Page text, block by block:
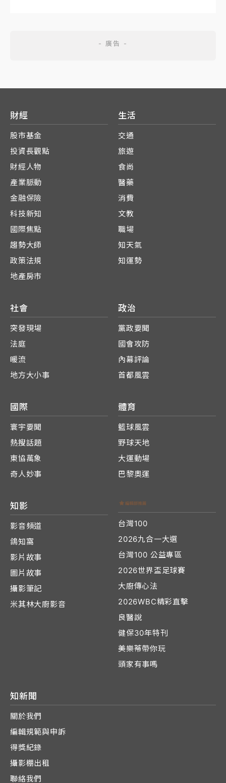
財經
股市基金
投資長觀點
財經人物
產業脈動
金融保險
科技新知
國際焦點
趨勢大師
政策法規
地產房市
生活
交通
旅遊
食尚
醫藥
消費
文教
職場
知天氣
知運勢
社會
突發現場
法庭
暖流
地方大小事
政治
黨政要聞
國會攻防
內幕評論
首都風雲
國際
寰宇要聞
熱搜話題
東協萬象
奇人妙事
體育
籃球風雲
野球天地
大運動場
巴黎奧運
知影
影音頻道
鴿知窩
影片故事
圖片故事
攝影筆記
米其林大廚影音
台灣100
2026九合一大選
台灣100 公益專區
2026世界盃足球賽
大廚傳心法
2026WBC精彩直擊
良醫說
健保30年特刊
美樂蒂帶你玩
頭家有事嗎
知新聞
關於我們
編輯規範與申訴
得獎紀錄
攝影棚出租
聯絡我們